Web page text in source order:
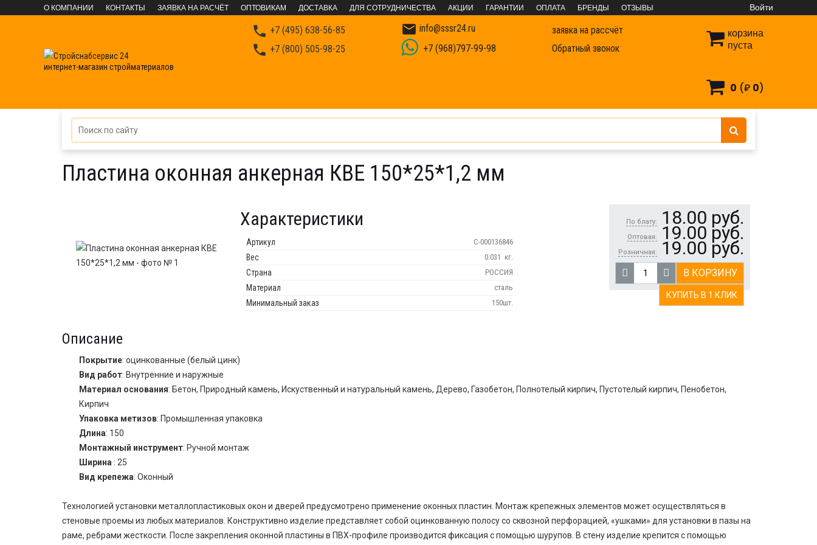
О КОМПАНИИ КОНТАКТЫ ЗАЯВКА НА РАСЧЁТ ОПТОВИКАМ ДОСТАВКА ДЛЯ СОТРУДНИЧЕСТВА АКЦИИ ГАРАНТИИ ОПЛАТА БРЕНДЫ ОТЗЫВЫ Войти
интернет-магазин стройматериалов
корзина
пуста
0 (₽ 0)
 +7 (495) 638-56-85
 +7 (800) 505-98-25
 info@sssr24.ru
+7 (968)797-99-98
заявка на рассчёт
Обратный звонок
Пластина оконная анкерная КВЕ 150*25*1,2 мм
Характеристики
Артикул С-000136846
Вес кг.
0.031
Страна РОССИЯ
Материал сталь
Минимальный заказ 150шт.
По блату: 18.00 руб.
Оптовая: 19.00 руб.
Розничная: 19.00 руб.
В КОРЗИНУ
КУПИТЬ В 1 КЛИК
Описание
Покрытие: оцинкованные (белый цинк)
Вид работ: Внутренние и наружные
Материал основания: Бетон, Природный камень, Искуственный и натуральный камень, Дерево, Газобетон, Полнотелый кирпич, Пустотелый кирпич, Пенобетон,
Кирпич
Упаковка метизов: Промышленная упаковка
Длина: 150
Монтажный инструмент: Ручной монтаж
Ширина : 25
Вид крепежа: Оконный
Технологией установки металлопластиковых окон и дверей предусмотрено применение оконных пластин. Монтаж крепежных элементов может осуществляться в
стеновые проемы из любых материалов. Конструктивно изделие представляет собой оцинкованную полосу со сквозной перфорацией, «ушками» для установки в пазы на
раме, ребрами жесткости. После закрепления оконной пластины в ПВХ-профиле производится фиксация с помощью шурупов. В стену изделие крепится с помощью